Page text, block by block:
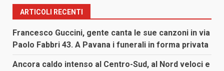
ARTICOLI RECENTI
Francesco Guccini, gente canta le sue canzoni in via
Paolo Fabbri 43. A Pavana i funerali in forma privata
Ancora caldo intenso al Centro-Sud, al Nord veloci e